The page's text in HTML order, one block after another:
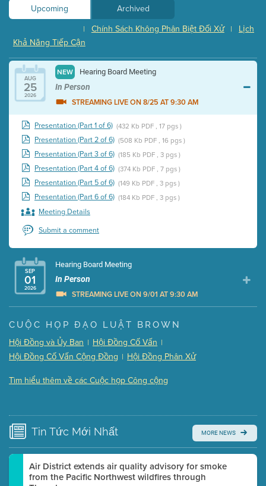
Upcoming
Archived
Lịch
|
Chính Sách Không Phân Biệt Đối Xử
|
Khả Năng Tiếp Cận
AUG
25
2026
NEW Hearing Board Meeting
In Person
STREAMING LIVE ON 8/25 AT 9:30 AM
Presentation (Part 1 of 6) (432 Kb PDF , 17 pgs )
Presentation (Part 2 of 6) (508 Kb PDF , 16 pgs )
Presentation (Part 3 of 6) (185 Kb PDF , 3 pgs )
Presentation (Part 4 of 6) (374 Kb PDF , 7 pgs )
Presentation (Part 5 of 6) (149 Kb PDF , 3 pgs )
Presentation (Part 6 of 6) (184 Kb PDF , 3 pgs )
Meeting Details
Submit a comment
SEP
01
2026
Hearing Board Meeting
In Person
STREAMING LIVE ON 9/01 AT 9:30 AM
Presentation (Part 1 of 3) (5 Mb PDF , 87 pgs )
Presentation (Part 2 of 3) (121 Kb PDF , 2 pgs )
Presentation (Part 3 of 3) (168 Kb PDF , 3 pgs )
Meeting Details
Submit a comment
time.
Watch for real-time closed captioning with agenda
Learn more
CUỘC HỌP ĐẠO LUẬT BROWN
Hội Đồng và Ủy Ban | Hội Đồng Cố Vấn |
Hội Đồng Cố Vấn Cộng Đồng | Hội Đồng Phân Xử
Tìm hiểu thêm về các Cuộc họp Công cộng
Tin Tức Mới Nhất MORE NEWS
Air District extends air quality advisory for smoke
from the Pacific Northwest wildfires through